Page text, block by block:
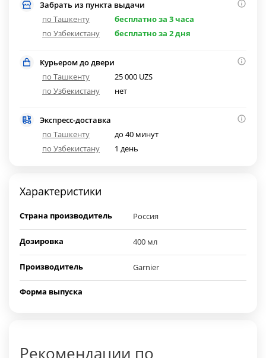
Забрать из пункта выдачи
по Ташкенту
бесплатно за 3 часа
по Узбекистану
бесплатно за 2 дня
Курьером до двери
по Ташкенту
25 000 UZS
по Узбекистану
нет
Экспресс-доставка
по Ташкенту
до 40 минут
по Узбекистану
1 день
Характеристики
Страна производитель Россия
Дозировка 400 мл
Производитель Garnier
Форма выпуска
Рекомендации по